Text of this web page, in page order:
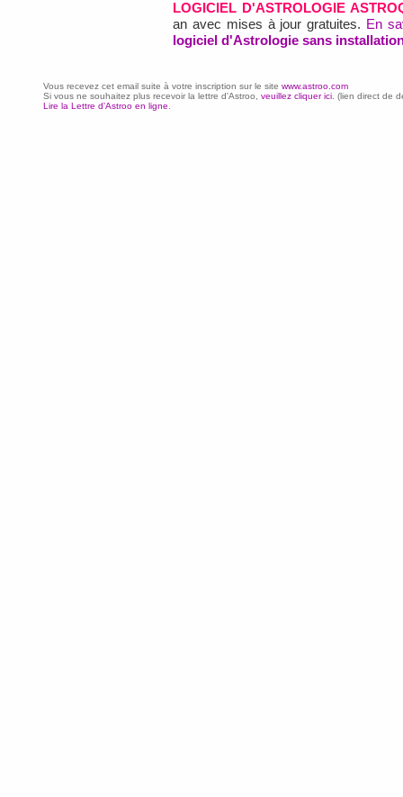
LOGICIEL D'ASTROLOGIE
an avec mises à jour gratuites. En
logiciel d'Astrologie sans
Vous recevez cet email suite à votre inscription sur le site www.astroo.com
Si vous ne souhaitez plus recevoir la lettre d'Astroo, veuillez cliquer ici . (lien direct de
Lire la Lettre d'Astroo en ligne